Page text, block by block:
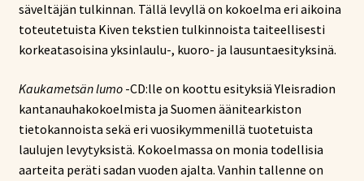
säveltäjän tulkinnan. Tällä levyllä on kokoelma eri aikoina
toteutetuista Kiven tekstien tulkinnoista taiteellisesti
korkeatasoisina yksinlaulu-, kuoro- ja lausuntaesityksinä.
Kaukametsän lumo-CD:lle on koottu esityksiä Yleisradion
kantanauhakokoelmista ja Suomen äänitearkiston
tietokannoista sekä eri vuosikymmenillä tuotetuista
laulujen levytyksistä. Kokoelmassa on monia todellisia
aarteita peräti sadan vuoden ajalta. Vanhin tallenne on